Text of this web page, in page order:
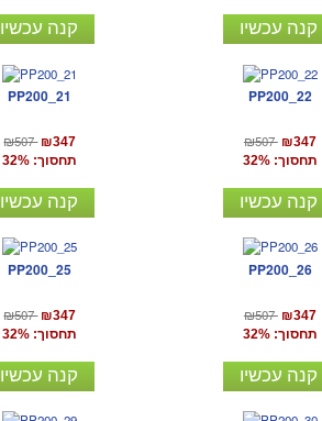
קנה עכשיו קנה עכשיו
PP200_21
₪507 ₪347
תחסוך: 32%
קנה עכשיו
PP200_22
₪507 ₪347
תחסוך: 32%
קנה עכשיו
PP200_25
₪507 ₪347
תחסוך: 32%
קנה עכשיו
PP200_26
₪507 ₪347
תחסוך: 32%
קנה עכשיו